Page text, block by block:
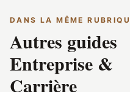
— loin des
DANS LA MÊME
Autres guides
Entreprise &
Carrière